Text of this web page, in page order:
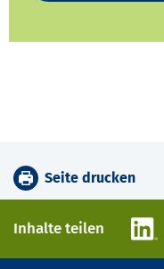
Seite drucken
Inhalte teilen